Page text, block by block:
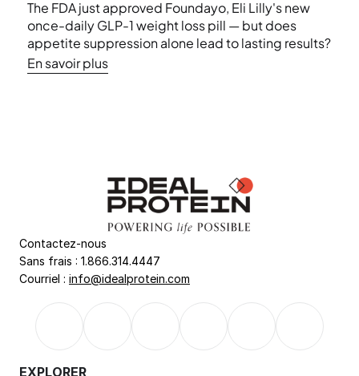
The FDA just approved Foundayo, Eli Lilly's new
once-daily GLP-1 weight loss pill — but does
appetite suppression alone lead to lasting results?
Learn what the latest research says about muscle
loss, nutritional deficiencies, and why a structured
En savoir plus
Contactez-nous
Sans frais : 1.866.314.4447
Courriel : info@idealprotein.com
EXPLORER